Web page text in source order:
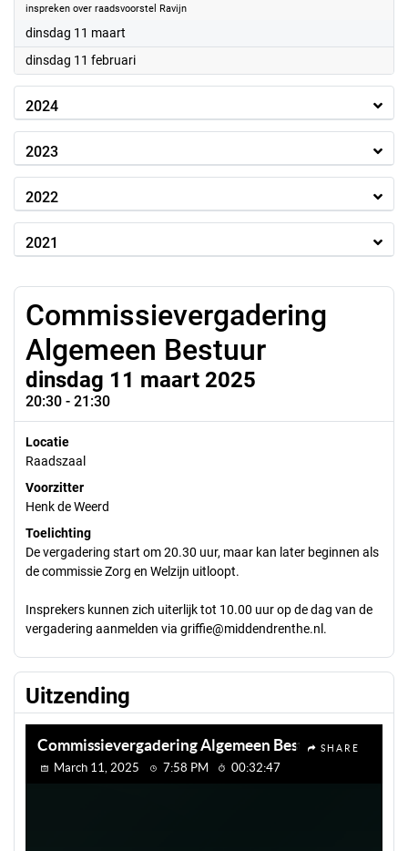
inspreken over raadsvoorstel Ravijn
dinsdag 11 maart
dinsdag 11 februari2025
2024
2023
2022
2021
Commissievergadering
Algemeen Bestuur
dinsdag 11 maart 2025
20:30 - 21:30
Locatie
Raadszaal
Voorzitter
Henk de Weerd
Toelichting
De vergadering start om 20.30 uur, maar kan later beginnen als
de commissie Zorg en Welzijn uitloopt.
Insprekers kunnen zich uiterlijk tot 10.00 uur op de dag van de
vergadering aanmelden via griffie@middendrenthe.nl.
Uitzending